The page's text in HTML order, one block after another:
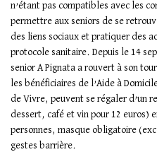
n’étant pas compatibles avec les
permettre aux seniors de se
des liens sociaux et pratiquer des
protocole sanitaire. Depuis le 14
senior A Pignata a rouvert à son
les bénéficiaires de l’Aide à
de Vivre, peuvent se régaler d’un
dessert, café et vin pour 12 euros)
personnes, masque obligatoire
gestes barrière.